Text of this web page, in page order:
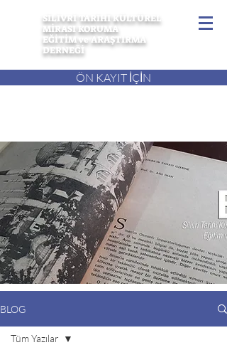
SİLİVRİ TARİHİ KÜLTÜREL
MİRASI KORUMA
EĞİTİM ve ARAŞTIRMA
DERNEĞİ
ÖN KAYIT İÇİN
BLOG
Tüm Yazılar